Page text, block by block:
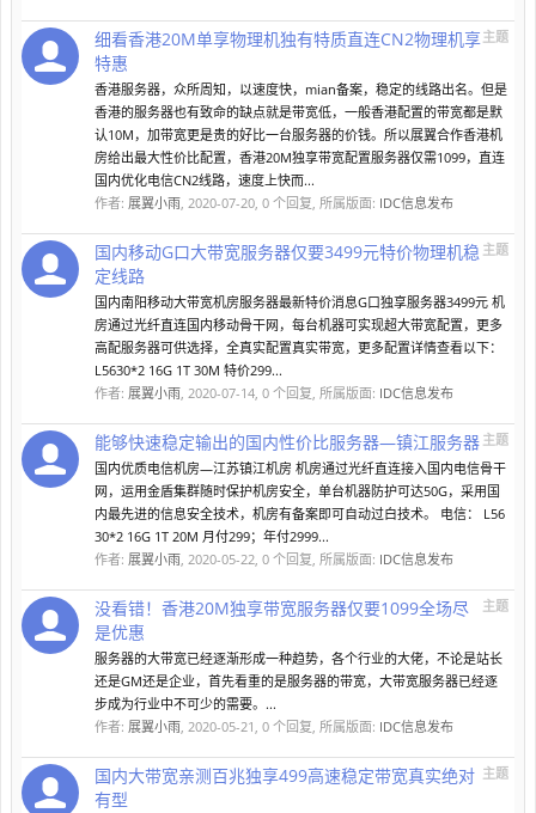
主题
细看香港20M单享物理机独有特质直连CN2物理机享
特惠
香港服务器，众所周知，以速度快，mian备案，稳定的线路出名。但是
香港的服务器也有致命的缺点就是带宽低，一般香港配置的带宽都是默
认10M，加带宽更是贵的好比一台服务器的价钱。所以展翼合作香港机
房给出最大性价比配置，香港20M独享带宽配置服务器仅需1099，直连
国内优化电信CN2线路，速度上快而...
作者: 展翼小雨, 2020-07-20, 0 个回复, 所属版面: IDC信息发布
主题
国内移动G口大带宽服务器仅要3499元特价物理机稳
定线路
国内南阳移动大带宽机房服务器最新特价消息G口独享服务器3499元 机
房通过光纤直连国内移动骨干网，每台机器可实现超大带宽配置，更多
高配服务器可供选择，全真实配置真实带宽，更多配置详情查看以下：
L5630*2 16G 1T 30M 特价299...
作者: 展翼小雨, 2020-07-14, 0 个回复, 所属版面: IDC信息发布
主题
能够快速稳定输出的国内性价比服务器—镇江服务器
国内优质电信机房—江苏镇江机房 机房通过光纤直连接入国内电信骨干
网，运用金盾集群随时保护机房安全，单台机器防护可达50G，采用国
内最先进的信息安全技术，机房有备案即可自动过白技术。 电信： L56
30*2 16G 1T 20M 月付299；年付2999...
作者: 展翼小雨, 2020-05-22, 0 个回复, 所属版面: IDC信息发布
主题
没看错！香港20M独享带宽服务器仅要1099全场尽
是优惠
服务器的大带宽已经逐渐形成一种趋势，各个行业的大佬，不论是站长
还是GM还是企业，首先看重的是服务器的带宽，大带宽服务器已经逐
步成为行业中不可少的需要。...
作者: 展翼小雨, 2020-05-21 , 0 个回复, 所属版面: IDC信息发布
主题
国内大带宽亲测百兆独享499高速稳定带宽真实绝对
有型